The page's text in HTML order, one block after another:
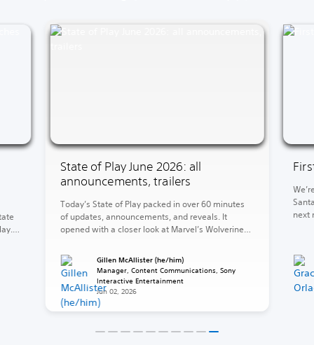
State of Play June 2026: all
announcements, trailers
Today’s State of Play packed in over 60 minutes
of updates, announcements, and reveals. It
opened with a closer look at Marvel’s Wolverine
Laufey. Between those two heavyweights, a
barrage of release dates, fresh looks, and
surprises. The rest of your 2026 is looking stacked
(and […]
Gillen McAllister (he/him)
Manager, Content Communications, Sony
Interactive Entertainment
Jun 02, 2026